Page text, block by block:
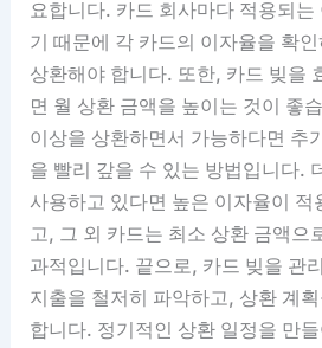
요합니다. 카드 회사마다 적용되는
기 때문에 각 카드의 이자율을 확
상환해야 합니다. 또한, 카드 빚을
면 월 상환 금액을 높이는 것이 좋
이상을 상환하면서 가능하다면 추
을 빨리 갚을 수 있는 방법입니다.
사용하고 있다면 높은 이자율이
고, 그 외 카드는 최소 상환 금액으
과적입니다. 끝으로, 카드 빚을 관
지출을 철저히 파악하고, 상환 계
합니다. 정기적인 상환 일정을 만